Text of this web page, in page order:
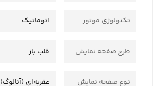
تکنولوژی موتور اتوماتیک
طرح صفحه نمایش قلب باز
نوع صفحه نمایش عقربه‌ای (آنالوگ)